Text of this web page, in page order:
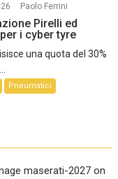
Paolo Ferrini
Pirelli ed
i cyber tyre
una quota del 30%
Pneumatici